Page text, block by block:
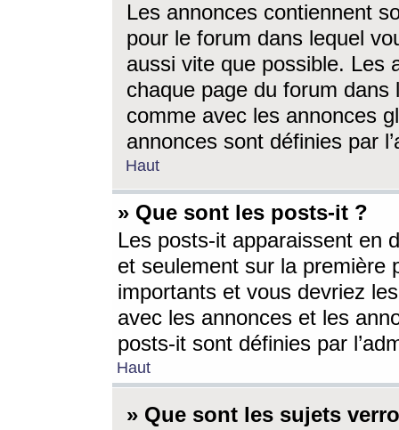
Les annonces contiennent
pour le forum dans lequel
aussi vite que possible. Les
chaque page du forum dans
comme avec les annonces
annonces sont définies par
Haut
» Que sont les posts-it ?
Les posts-it apparaissent en
et seulement sur la première
importants et vous devriez
avec les annonces et les
posts-it sont définies par
Haut
» Que sont les sujets